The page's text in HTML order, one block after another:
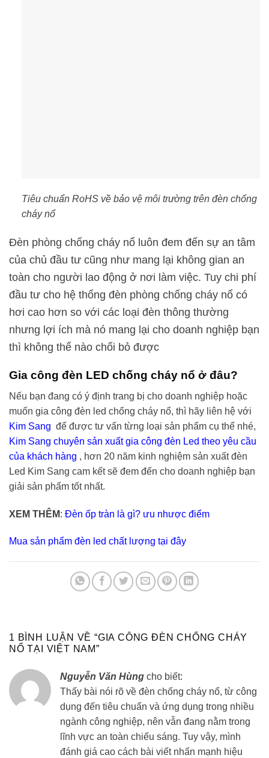
Tiêu chuẩn RoHS về bảo vệ môi trường trên đèn chống
cháy nổ
Đèn phòng chống cháy nổ luôn đem đến sự an tâm
của chủ đầu tư cũng như mang lại không gian an
toàn cho người lao động ở nơi làm việc. Tuy chi phí
đầu tư cho hệ thống đèn phòng chống cháy nổ có
hơi cao hơn so với các loại đèn thông thường
nhưng lợi ích mà nó mang lại cho doanh nghiệp bạn
thì không thể nào chối bỏ được
Gia công đèn LED chống cháy nổ ở đâu?
Nếu bạn đang có ý định trang bị cho doanh nghiệp hoặc
muốn gia công đèn led chống cháy nổ, thì hãy liên hệ với
Kim Sang để được tư vấn từng loại sản phẩm cụ thể nhé,
Kim Sang chuyên sản xuất gia công đèn Led theo yêu cầu
của khách hàng , hơn 20 năm kinh nghiệm sản xuất đèn
Led Kim Sang cam kết sẽ đem đến cho doanh nghiệp bạn
giải sản phẩm tốt nhất.
XEM THÊM: Đèn ốp tràn là gì? ưu nhược điểm
Mua sản phẩm đèn led chất lượng tại đây
1 BÌNH LUẬN VỀ “GIA CÔNG ĐÈN CHỐNG CHÁY
NỔ TẠI VIỆT NAM”
Nguyễn Văn Hùng cho biết:
Thấy bài nói rõ về đèn chống cháy nổ, từ công
dụng đến tiêu chuẩn và ứng dụng trong nhiều
ngành công nghiệp, nên vẫn đang nằm trong
lĩnh vực an toàn chiếu sáng. Tuy vậy, mình
đánh giá cao cách bài viết nhấn mạnh hiệu